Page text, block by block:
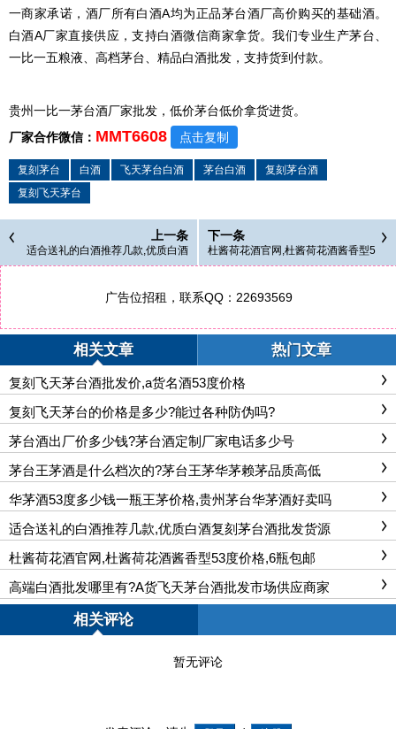
一商家承诺，酒厂所有白酒A均为正品茅台酒厂高价购买的基础酒。
白酒A厂家直接供应，支持白酒微信商家拿货。我们专业生产茅台、
一比一五粮液、高档茅台、精品白酒批发，支持货到付款。
贵州一比一茅台酒厂家批发，低价茅台低价拿货进货。
厂家合作微信： MMT6608 点击复制
复刻茅台 白酒 飞天茅台白酒 茅台白酒
复刻茅台酒
复刻飞天茅台
上一条
适合送礼的白酒推荐几款,优质白酒
复刻茅台酒批发货源
下一条
杜酱荷花酒官网,杜酱荷花酒酱香型5
3度价格,6瓶包邮
广告位招租，联系QQ：22693569
相关文章 热门文章
复刻飞天茅台酒批发价,a货名酒53度价格
复刻飞天茅台的价格是多少?能过各种防伪吗?
茅台酒出厂价多少钱?茅台酒定制厂家电话多少号
茅台王茅酒是什么档次的?茅台王茅华茅赖茅品质高低
华茅酒53度多少钱一瓶王茅价格,贵州茅台华茅酒好卖吗
适合送礼的白酒推荐几款,优质白酒复刻茅台酒批发货源
杜酱荷花酒官网,杜酱荷花酒酱香型53度价格,6瓶包邮
高端白酒批发哪里有?A货飞天茅台酒批发市场供应商家
相关评论
暂无评论